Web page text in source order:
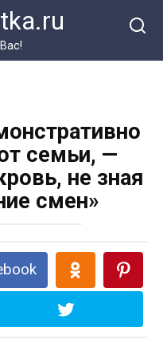
семьи, —
не зная
смен»